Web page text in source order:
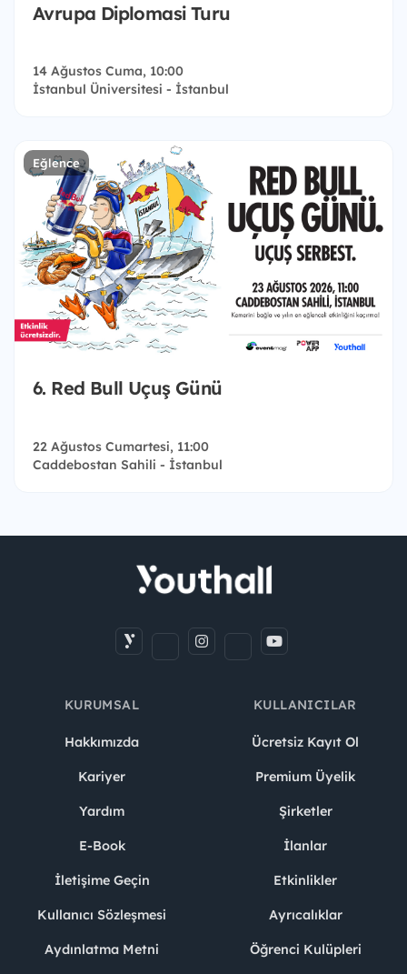
Avrupa Diplomasi Turu
14 Ağustos Cuma, 10:00
İstanbul Üniversitesi - İstanbul
Eğlence
6. Red Bull Uçuş Günü
22 Ağustos Cumartesi, 11:00
Caddebostan Sahili - İstanbul
KURUMSAL
Hakkımızda
Kariyer
Yardım
E-Book
İletişime Geçin
Kullanıcı Sözleşmesi
Aydınlatma Metni
KULLANICILAR
Ücretsiz Kayıt Ol
Premium Üyelik
Şirketler
İlanlar
Etkinlikler
Ayrıcalıklar
Öğrenci Kulüpleri